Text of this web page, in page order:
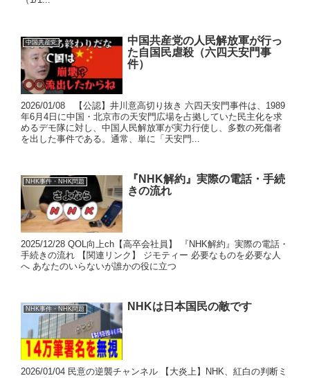
中国共産党
中国共産党の人民解放軍が行っ
た自国民虐殺（六四天安門事
件）
2026/01/08 【公認】井川意高切り抜き 六四天安門事件は、1989
年6月4日に中国・北京市の天安門広場を占拠していた民主化を求
めるデモ隊に対し、中国人民解放軍が実力行使し、多数の死傷者
を出した事件である。通常、単に「天安門...
NHK事件・NHK問題
『NHK解約』実際の電話・手続
きの流れ
2025/12/28 QOL向上ch【高卒会社員】 『NHK解約』実際の電話・
手続きの流れ 【関連リンク】 ジモティー 必要なものを必要な人
へ あなたのいらないが誰かの役に立つ
NHK事件・NHK問題 NHKは日本国民の敵です
2026/01/04 民意の逆襲チャンネル 【大炎上】NHK、紅白の判断ミ